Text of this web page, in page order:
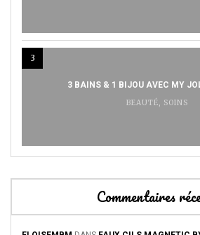
3
3 BAINS & 1 BIJOU AVEC MY
BEAUTÉ, SOINS
Commentaires